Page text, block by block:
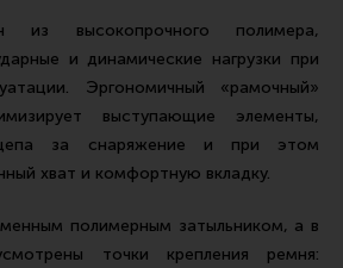
чистки
из высокопрочного полимера,
и динамические нагрузки при
Эргономичный «рамочный»
выступающие элементы,
за снаряжение и при этом
хват и комфортную вкладку.
полимерным затыльником, а в
точки крепления ремня: